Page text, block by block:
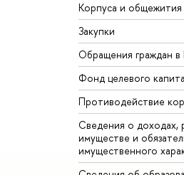
Корпуса и общежития
Закупки
Обращения граждан
Фонд целевого
Противодействие
Сведения о доходах,
имуществе и
имущественного